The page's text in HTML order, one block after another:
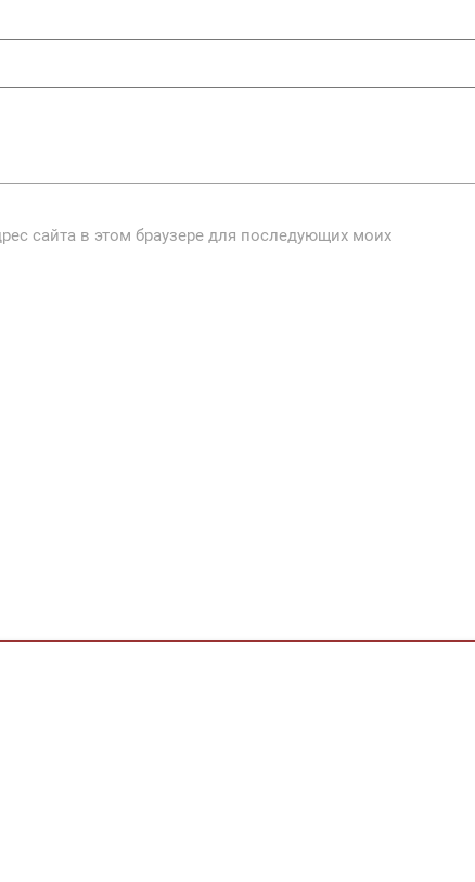
сайта в этом браузере для последующих моих